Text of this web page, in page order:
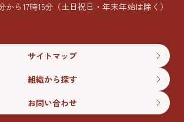
から17時15分 （土日祝日・年末年始は除く）
サイトマップ
組織から探す
お問い合わせ